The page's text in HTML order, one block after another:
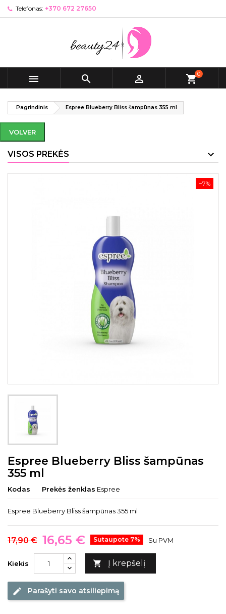
Telefonas: +370 672 27650
   shopping_cart0
Pagrindinis Espree Blueberry Bliss šampūnas 355 ml
VOLVER
VISOS PREKĖS
−7%
Espree Blueberry Bliss šampūnas
355 ml
Kodas Prekės ženklas Espree
Espree Blueberry Bliss šampūnas 355 ml
17,90 € 16,65 € Sutaupote 7% Su PVM
Kiekis  Į krepšelį
edit Parašyti savo atsiliepimą